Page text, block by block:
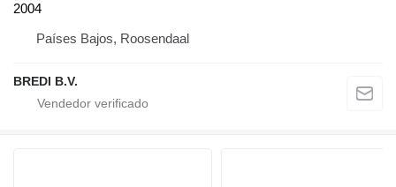
2004
Países Bajos, Roosendaal
BREDI B.V.